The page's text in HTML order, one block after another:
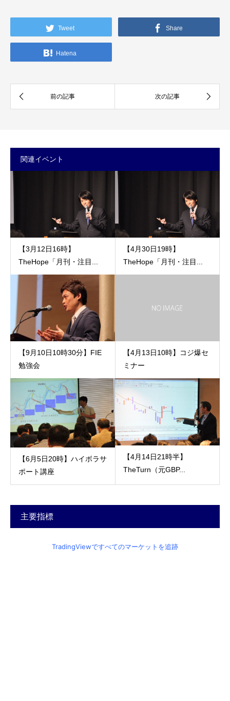
Tweet Share
Hatena
関連イベント
【3月12日16時】
TheHope「月刊・注目...
【4月30日19時】
TheHope「月刊・注目...
【9月10日10時30分】FIE
勉強会
【4月13日10時】コジ爆セ
ミナー
【6月5日20時】ハイボラサ
ポート講座
【4月14日21時半】
TheTurn（元GBP...
主要指標
TradingViewですべてのマーケットを追跡